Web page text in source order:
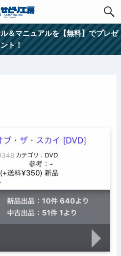
＆マニュアルを【無料】でプレゼ
ント！